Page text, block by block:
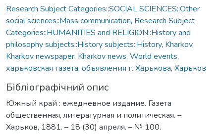
Research Subject Categories::SOCIAL SCIENCES::Other
social sciences::Mass communication, Research Subject
Categories::HUMANITIES and RELIGION::History and
philosophy subjects::History subjects::History, Kharkov,
Kharkov newspaper, Kharkov news, World events,
харьковская газета, объявления г. Харькова, Харьков
Бібліографічний опис
Южный край : ежедневное издание. Газета
общественная, литературная и политическая. –
Харьков, 1881. – 18 (30) апреля. – № 100.